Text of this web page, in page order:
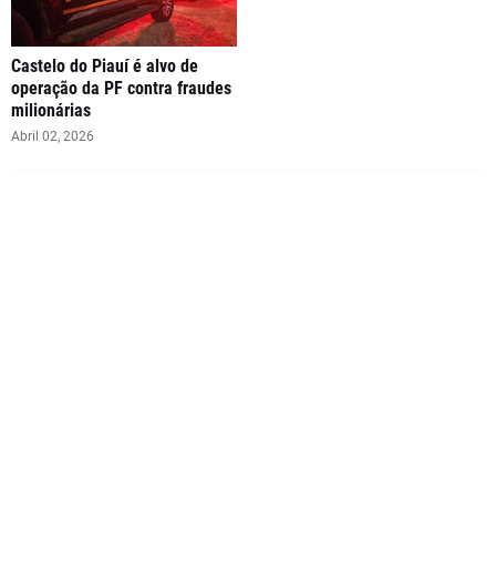
Castelo do Piauí é alvo de
operação da PF contra fraudes
milionárias
Abril 02, 2026